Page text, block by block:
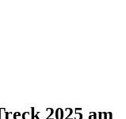
2025 am